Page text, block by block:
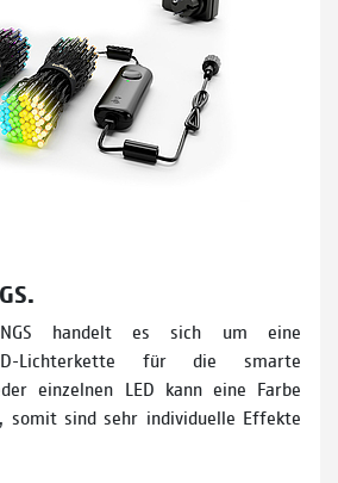
handelt es sich um eine
Lichterkette für die smarte
einzelnen LED kann eine Farbe
somit sind sehr individuelle Effekte